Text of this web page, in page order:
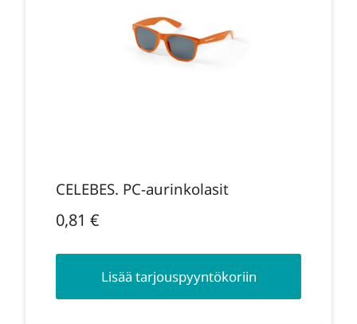
CELEBES. PC-aurinkolasit
0,81 €
Lisää tarjouspyyntökoriin